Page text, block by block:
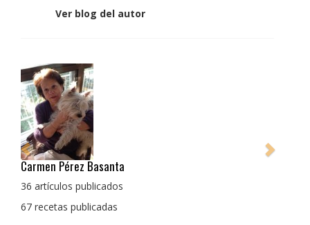
Ver blog del autor
Pedro Manuel Collado Cruz
La cocina para mi es producto bien tratado sin
con un toque diferente